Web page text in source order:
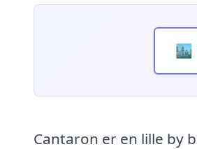
🏙️
Cantaron er en lille by